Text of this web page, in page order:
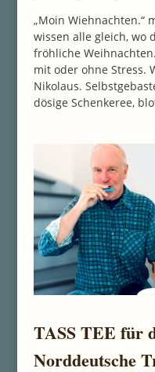
„Moin Wiehnachten.“
wissen alle gleich, wo
fröhliche
mit oder ohne Stress.
Nikolaus.
dösige Schenkeree,
TASS TEE für
Norddeutsche